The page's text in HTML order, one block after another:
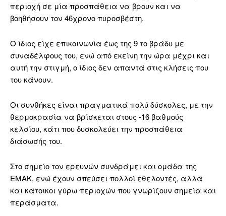
περιοχή σε μία προσπάθεια να βρουν και να
βοηθήσουν τον 46χρονο πυροσβέστη.
Ο ίδιος είχε επικοινωνία έως της 9 το βράδυ με
συναδέλφους του, ενώ από εκείνη την ώρα μέχρι και
αυτή την στιγμή, ο ίδιος δεν απαντά στις κλήσεις που
του κάνουν.
Οι συνθήκες είναι πραγματικά πολύ δύσκολες, με την
θερμοκρασία να βρίσκεται στους -16 βαθμούς
κελσίου, κάτι που δυσκολεύει την προσπάθεια
διάσωσής του.
Στο σημείο τον ερευνών συνδράμει και ομάδα της
ΕΜΑΚ, ενώ έχουν σπεύσει πολλοί εθελοντές, αλλά
και κάτοικοι γύρω περιοχών που γνωρίζουν σημεία και
περάσματα.